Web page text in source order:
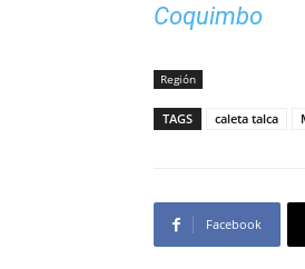
Coquimbo
Región
TAGS caleta talca
Facebook